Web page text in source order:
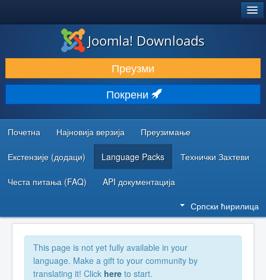
ПРЕУЗИМАЊЕ И ПРОШИРЕЊА (ЕКСТЕНЗИЈЕ)
ОТКРИЈТЕ И НАУЧИТЕ
ЗАЈЕДНИЦА И ПОДРШКА
РЕСУРСИ ЗА РАЗВОЈ
Joomla! Downloads
Преузми
Покрени
Почетна Најновија верзија Преузимање
Екстензије (додаци) Language Packs Технички Захтеви
Честа питања (FAQ) API документација
Српски ћирилица
This page is not yet fully available in your
language. Make a gift to your community by
translating it! Click here to start.